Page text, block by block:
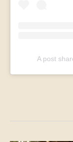
A post